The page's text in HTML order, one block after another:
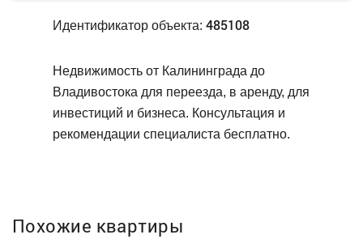
Идентификатор объекта: 485108
Недвижимость от Калининграда до
Владивостока для переезда, в аренду, для
инвестиций и бизнеса. Консультация и
рекомендации специалиста бесплатно.
Похожие квартиры